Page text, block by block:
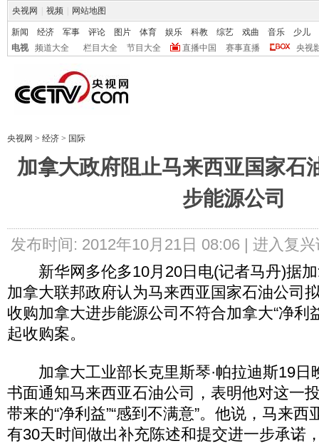
央视网 视频 网站地图
新闻 经济 军事 评论 图片 体育 娱乐 科教 综艺 戏曲 音乐
少儿
电视
频道大全 栏目大全 节目大全 直播中国 赛事直播 央视
央视网 > 经济 > 国际
加拿大政府阻止马来西亚国家石
步能源公司
发布时间: 2012年10月21日 08:06 | 进入复兴
新华网多伦多10月20日电(记者马丹)据加
加拿大联邦政府认为马来西亚国家石油公司
收购加拿大进步能源公司不符合加拿大“净利
起收购案。
加拿大工业部长克里斯琴·帕拉迪斯19日
书面通知马来西亚石油公司，表明他对这一
带来的“净利益”“感到不满意”。他说，马来
有30天时间做出补充陈述和提交进一步承诺